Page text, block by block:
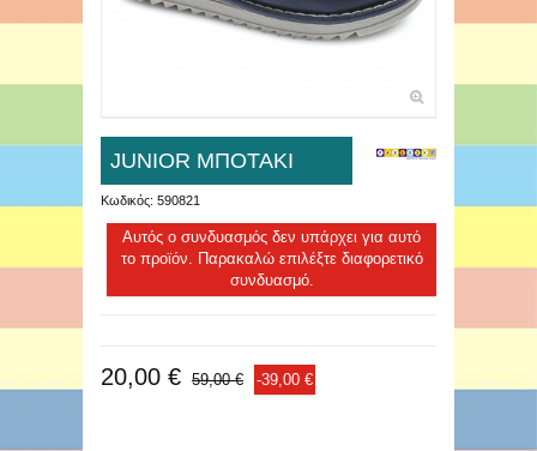
JUNIOR ΜΠΟΤΑΚΙ
Κωδικός: 590821
Αυτός ο συνδυασμός δεν υπάρχει για αυτό
το προϊόν. Παρακαλώ επιλέξτε διαφορετικό
συνδυασμό.
20,00 € 59,00 € -39,00 €